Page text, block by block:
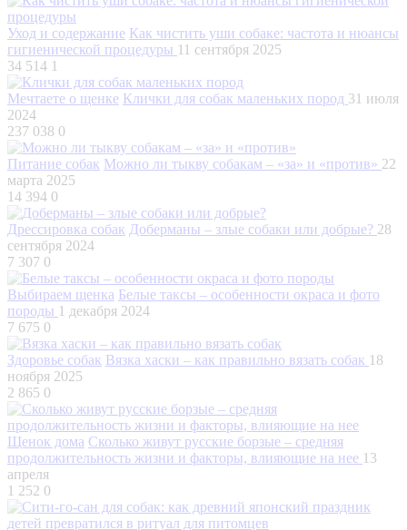
Уход и содержание Как чистить уши собаке: частота и нюансы
гигиенической процедуры 11 сентября 2025
34 514 1
Мечтаете о щенке Клички для собак маленьких пород 31 июля
2024
237 038 0
Питание собак Можно ли тыкву собакам – «за» и «против» 22
марта 2025
14 394 0
Дрессировка собак Доберманы – злые собаки или добрые? 28
сентября 2024
7 307 0
Выбираем щенка Белые таксы – особенности окраса и фото
породы 1 декабря 2024
7 675 0
Здоровье собак Вязка хаски – как правильно вязать собак 18
ноября 2025
2 865 0
Щенок дома Сколько живут русские борзые – средняя
продолжительность жизни и факторы, влияющие на нее 13
апреля
1 252 0